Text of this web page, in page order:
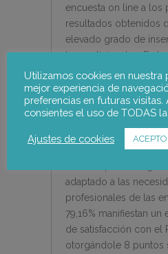
encuesta on line a los
resultados obtenidos
elevado grado de
los participantes. En
77,24% tienen una
a los 2/3 de los
manifiestan que el
útil para orientar su
y que les ha sido útil
trabajo. El 72,25% de
adaptado a las
profesionales de las
79,16% manifiestan un
de satisfacción con el
otorgándole 8 puntos
Utilizamos cookies en nuestra
mejor experiencia de
preferencias en futuras visitas.
consientes el uso de TODAS
Ajustes de cookies ACEPTO